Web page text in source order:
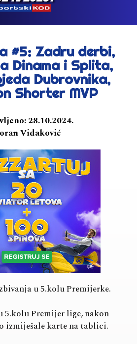
#5: Zadru derbi,
Dinama i Splita,
Dubrovnika,
Shorter MVP
28.10.2024.
Vidaković
u 5.kolu Premijerke.
Premijer lige, nakon
izmiješale karte na tablici.